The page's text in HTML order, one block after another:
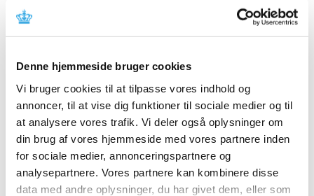
Denne hjemmeside bruger cookies
Vi bruger cookies til at tilpasse vores indhold og
annoncer, til at vise dig funktioner til sociale medier og til
at analysere vores trafik. Vi deler også oplysninger om
din brug af vores hjemmeside med vores partnere inden
for sociale medier, annonceringspartnere og
analysepartnere. Vores partnere kan kombinere disse
data med andre oplysninger, du har givet dem, eller som
Topiramat og topiramat/phentermin
forebygge eksponering under graviditet
| 1. november 2023
Topiramat kan forårsage alvorlige medfødte
misdannelser og væksthæmning hos fosteret, hvis det
…
Nye medlemmer i Nationalt råd for
forsyningssikkerhed af lægemidler
|1. november 2023 |